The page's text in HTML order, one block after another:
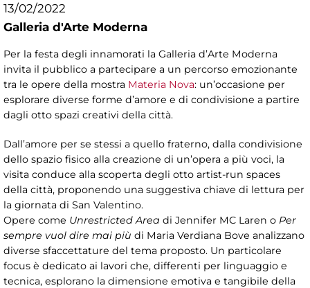
13/02/2022
Galleria d'Arte Moderna
Per la festa degli innamorati la Galleria d’Arte Moderna
invita il pubblico a partecipare a un percorso emozionante
tra le opere della mostra Materia Nova: un’occasione per
esplorare diverse forme d’amore e di condivisione a partire
dagli otto spazi creativi della città.
Dall’amore per se stessi a quello fraterno, dalla condivisione
dello spazio fisico alla creazione di un’opera a più voci, la
visita conduce alla scoperta degli otto artist-run spaces
della città, proponendo una suggestiva chiave di lettura per
la giornata di San Valentino.
Opere come Unrestricted Area di Jennifer MC Laren o Per
sempre vuol dire mai più di Maria Verdiana Bove analizzano
diverse sfaccettature del tema proposto. Un particolare
focus è dedicato ai lavori che, differenti per linguaggio e
tecnica, esplorano la dimensione emotiva e tangibile della